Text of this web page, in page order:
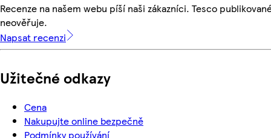
Recenze na našem webu píší naši zákazníci. Tesco
neověřuje.
Napsat recenzi
Užitečné odkazy
Cena
Nakupujte online bezpečně
Podmínky používání